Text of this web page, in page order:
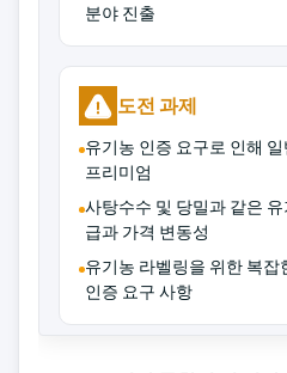
분야 진출
도전 과제
유기농 인증 요구로 인해
프리미엄
사탕수수 및 당밀과 같은
급과 가격 변동성
유기농 라벨링을 위한 복잡
인증 요구 사항